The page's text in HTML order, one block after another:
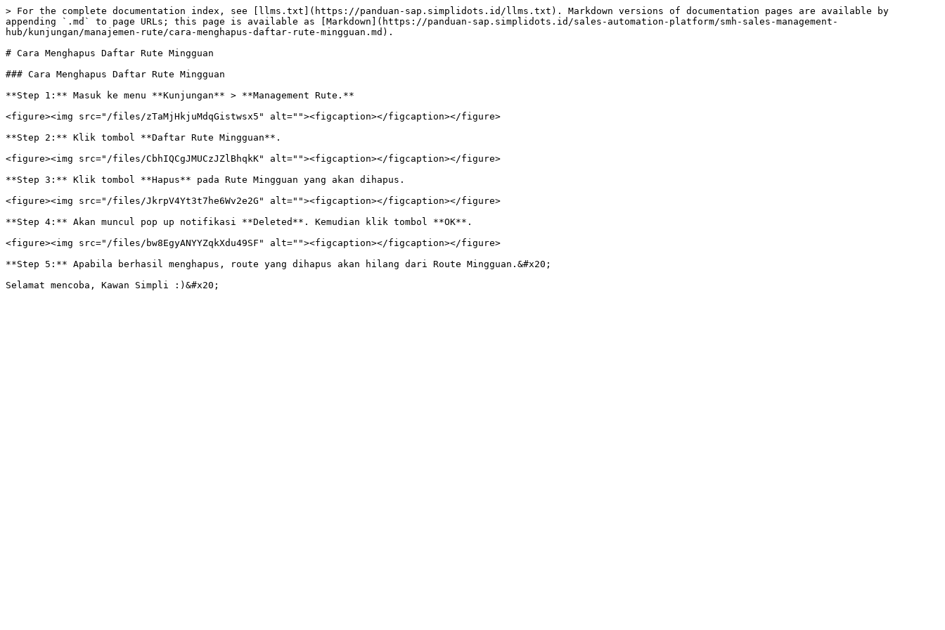
> For the complete documentation index, see [llms.txt](https://panduan-sap.simplidots.id/llms.txt). Markdown versions of documentation pages are available by
appending `.md` to page URLs; this page is available as [Markdown](https://panduan-sap.simplidots.id/sales-automation-platform/smh-sales-management-
hub/kunjungan/manajemen-rute/cara-menghapus-daftar-rute-mingguan.md).
# Cara Menghapus Daftar Rute Mingguan
### Cara Menghapus Daftar Rute Mingguan
**Step 1:** Masuk ke menu **Kunjungan** > **Management Rute.**
<figure><img src="/files/zTaMjHkjuMdqGistwsx5" alt=""><figcaption></figcaption></figure>
**Step 2:** Klik tombol **Daftar Rute Mingguan**.
<figure><img src="/files/CbhIQCgJMUCzJZlBhqkK" alt=""><figcaption></figcaption></figure>
**Step 3:** Klik tombol **Hapus** pada Rute Mingguan yang akan dihapus.
<figure><img src="/files/JkrpV4Yt3t7he6Wv2e2G" alt=""><figcaption></figcaption></figure>
**Step 4:** Akan muncul pop up notifikasi **Deleted**. Kemudian klik tombol **OK**.
<figure><img src="/files/bw8EgyANYYZqkXdu49SF" alt=""><figcaption></figcaption></figure>
**Step 5:** Apabila berhasil menghapus, route yang dihapus akan hilang dari Route Mingguan.&#x20;